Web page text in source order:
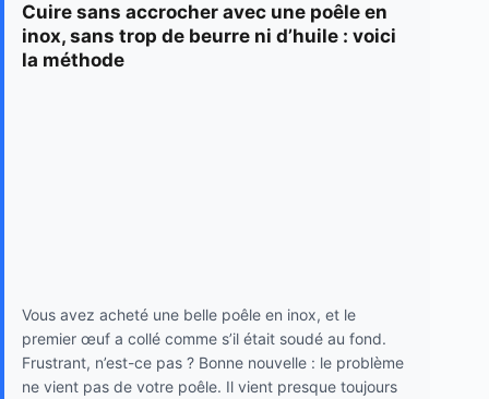
Cuire sans accrocher avec une poêle en
inox, sans trop de beurre ni d’huile : voici
la méthode
Vous avez acheté une belle poêle en inox, et le
premier œuf a collé comme s’il était soudé au fond.
Frustrant, n’est-ce pas ? Bonne nouvelle : le problème
ne vient pas de votre poêle. Il vient presque toujours